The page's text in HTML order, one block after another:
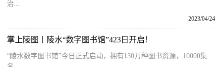
治...
2023/04/24
掌上陵图丨陵水“数字图书馆”423日开启！
“陵水数字图书馆”今日正式启动，拥有130万种图书资源，10000集